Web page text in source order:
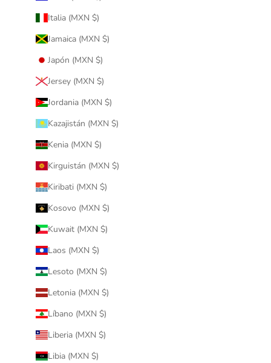
Italia (MXN $)
Jamaica (MXN $)
Japón (MXN $)
Jersey (MXN $)
Jordania (MXN $)
Kazajistán (MXN $)
Kenia (MXN $)
Kirguistán (MXN $)
Kiribati (MXN $)
Kosovo (MXN $)
Kuwait (MXN $)
Laos (MXN $)
Lesoto (MXN $)
Letonia (MXN $)
Líbano (MXN $)
Liberia (MXN $)
Libia (MXN $)